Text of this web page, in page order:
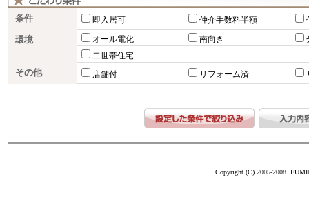
条件 即入居可 仲介手数料半額
環境 オール電化 南向き
二世帯住宅
その他 店舗付 リフォーム済
Copyright (C) 2005-2008.